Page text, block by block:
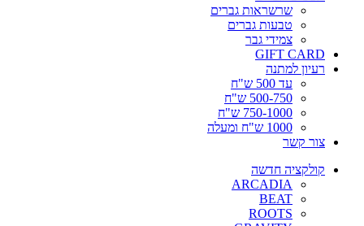
שרשראות גברים
טבעות גברים
צמידי גבר
GIFT CARD
רעיון למתנה
עד 500 ש"ח
500-750 ש"ח
750-1000 ש"ח
1000 ש"ח ומעלה
צור קשר
קולקציה חדשה
ARCADIA
BEAT
ROOTS